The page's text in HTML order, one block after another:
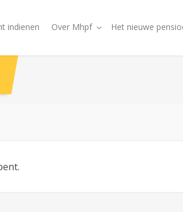
indienen Over Mhpf Het nieuwe